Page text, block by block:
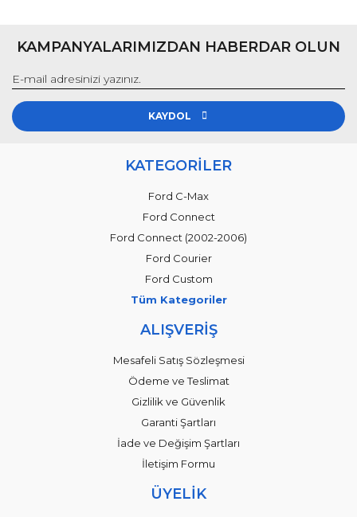
KAMPANYALARIMIZDAN HABERDAR OLUN
KAYDOL
KATEGORİLER
Ford C-Max
Ford Connect
Ford Connect (2002-2006)
Ford Courier
Ford Custom
Tüm Kategoriler
ALIŞVERİŞ
Mesafeli Satış Sözleşmesi
Ödeme ve Teslimat
Gizlilik ve Güvenlik
Garanti Şartları
İade ve Değişim Şartları
İletişim Formu
ÜYELİK